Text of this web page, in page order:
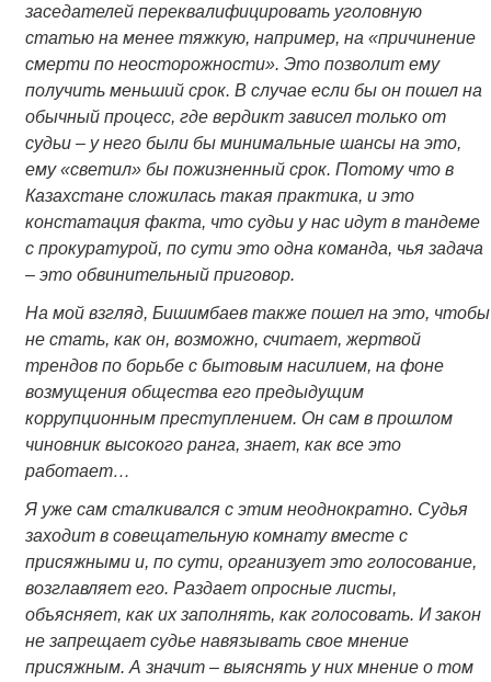
заседателей переквалифицировать уголовную
статью на менее тяжкую, например, на «причинение
смерти по неосторожности». Это позволит ему
получить меньший срок. В случае если бы он пошел на
обычный процесс, где вердикт зависел только от
судьи – у него были бы минимальные шансы на это,
ему «светил» бы пожизненный срок. Потому что в
Казахстане сложилась такая практика, и это
констатация факта, что судьи у нас идут в тандеме
с прокуратурой, по сути это одна команда, чья задача
– это обвинительный приговор.
На мой взгляд, Бишимбаев также пошел на это, чтобы
не стать, как он, возможно, считает, жертвой
трендов по борьбе с бытовым насилием, на фоне
возмущения общества его предыдущим
коррупционным преступлением. Он сам в прошлом
чиновник высокого ранга, знает, как все это
работает…
Я уже сам сталкивался с этим неоднократно. Судья
заходит в совещательную комнату вместе с
присяжными и, по сути, организует это голосование,
возглавляет его. Раздает опросные листы,
объясняет, как их заполнять, как голосовать. И закон
не запрещает судье навязывать свое мнение
присяжным. А значит – выяснять у них мнение о том